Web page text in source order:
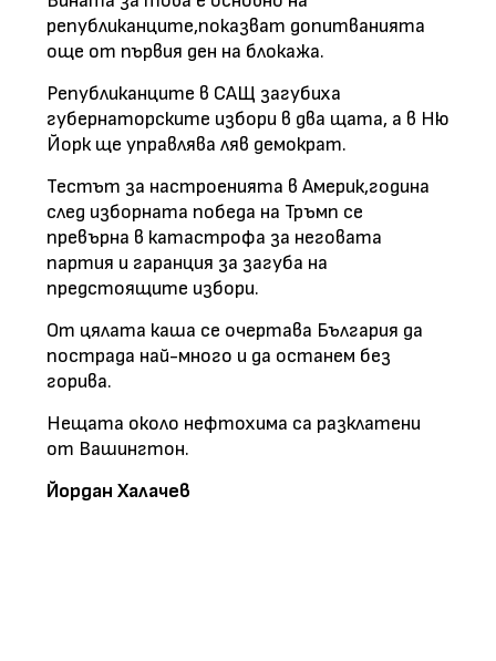
републиканците,показват допитванията
още от първия ден на блокажа.
Републиканците в САЩ загубиха
губернаторските избори в два щата, а в Ню
Йорк ще управлява ляв демократ.
Тестът за настроенията в Америк,година
след изборната победа на Тръмп се
превърна в катастрофа за неговата
партия и гаранция за загуба на
предстоящите избори.
От цялата каша се очертава България да
пострада най-много и да останем без
горива.
Нещата около нефтохима са разклатени
от Вашингтон.
Йордан Халачев